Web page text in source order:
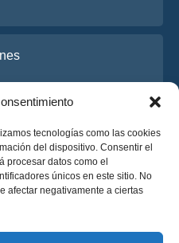
tecnologías como las cookies
del dispositivo. Consentir el
procesar datos como el
únicos en este sitio. No
afectar negativamente a ciertas